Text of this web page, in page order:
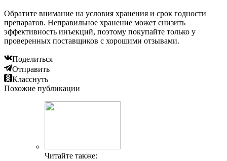
Обратите внимание на условия хранения и срок годности
препаратов. Неправильное хранение может снизить
эффективность инъекций, поэтому покупайте только у
проверенных поставщиков с хорошими отзывами.
Поделиться
Отправить
Класснуть
Похожие публикации
Читайте также: